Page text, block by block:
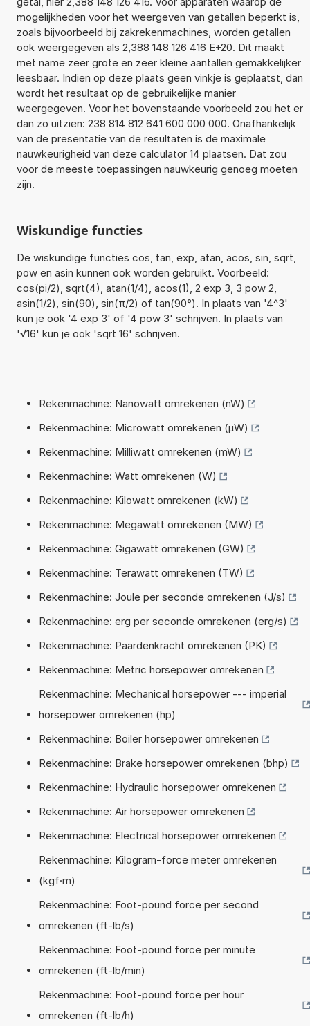
mogelijkheden voor het weergeven van getallen beperkt is,
zoals bijvoorbeeld bij zakrekenmachines, worden getallen
ook weergegeven als 2,388 148 126 416 E+20. Dit maakt
met name zeer grote en zeer kleine aantallen gemakkelijker
leesbaar. Indien op deze plaats geen vinkje is geplaatst, dan
wordt het resultaat op de gebruikelijke manier
weergegeven. Voor het bovenstaande voorbeeld zou het er
dan zo uitzien: 238 814 812 641 600 000 000. Onafhankelijk
van de presentatie van de resultaten is de maximale
nauwkeurigheid van deze calculator 14 plaatsen. Dat zou
voor de meeste toepassingen nauwkeurig genoeg moeten
zijn.
Wiskundige functies
De wiskundige functies cos, tan, exp, atan, acos, sin, sqrt,
pow en asin kunnen ook worden gebruikt. Voorbeeld:
cos(pi/2), sqrt(4), atan(1/4), acos(1), 2 exp 3, 3 pow 2,
asin(1/2), sin(90), sin(π/2) of tan(90°). In plaats van '4^3'
kun je ook '4 exp 3' of '4 pow 3' schrijven. In plaats van
'√16' kun je ook 'sqrt 16' schrijven.
Rekenmachine: Nanowatt omrekenen (nW)
Rekenmachine: Microwatt omrekenen (µW)
Rekenmachine: Milliwatt omrekenen (mW)
Rekenmachine: Watt omrekenen (W)
Rekenmachine: Kilowatt omrekenen (kW)
Rekenmachine: Megawatt omrekenen (MW)
Rekenmachine: Gigawatt omrekenen (GW)
Rekenmachine: Terawatt omrekenen (TW)
Rekenmachine: Joule per seconde omrekenen (J/s)
Rekenmachine: erg per seconde omrekenen (erg/s)
Rekenmachine: Paardenkracht omrekenen (PK)
Rekenmachine: Metric horsepower omrekenen
Rekenmachine: Mechanical horsepower --- imperial
horsepower omrekenen (hp)
Rekenmachine: Boiler horsepower omrekenen
Rekenmachine: Brake horsepower omrekenen (bhp)
Rekenmachine: Hydraulic horsepower omrekenen
Rekenmachine: Air horsepower omrekenen
Rekenmachine: Electrical horsepower omrekenen
Rekenmachine: Kilogram-force meter omrekenen
(kgf·m)
Rekenmachine: Foot-pound force per second
omrekenen (ft-lb/s)
Rekenmachine: Foot-pound force per minute
omrekenen (ft-lb/min)
Rekenmachine: Foot-pound force per hour
omrekenen (ft-lb/h)